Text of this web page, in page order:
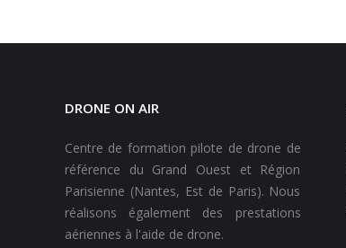
DRONE ON AIR
Centre de formation pilote de drone de
référence du Grand Ouest et Région
Parisienne (Nantes, Est de Paris). Nous
réalisons également des prestations
aériennes à l'aide de drone.